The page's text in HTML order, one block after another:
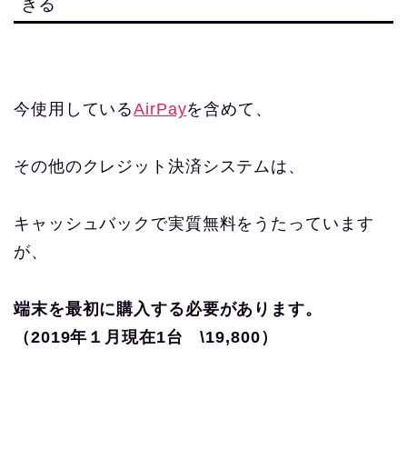
きる
今使用しているAirPayを含めて、
その他のクレジット決済システムは、
キャッシュバックで実質無料をうたっています
が、
端末を最初に購入する必要があります。
（2019年１月現在1台 \19,800）